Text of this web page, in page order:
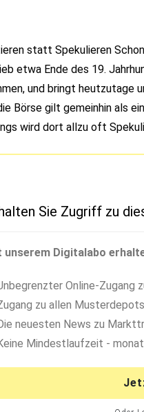
statt Spekulieren
etwa Ende des 19.
und bringt heutzutage
Börse gilt gemeinhin als
wird dort allzu oft
Sie Zugriff zu
unserem Digitalabo
Online-Zugang
zu allen
neuesten News zu
Mindestlaufzeit -